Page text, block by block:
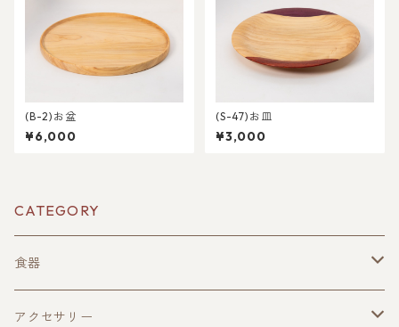
(B-2)お盆
¥6,000
(S-47)お皿
¥3,000
CATEGORY
食器
酒器
アクセサリー